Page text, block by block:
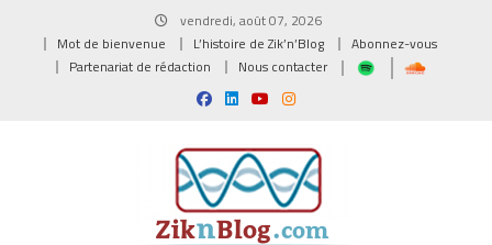
vendredi, août 07, 2026
Mot de bienvenue
L’histoire de Zik’n’Blog
Abonnez-vous
Partenariat de rédaction
Nous contacter